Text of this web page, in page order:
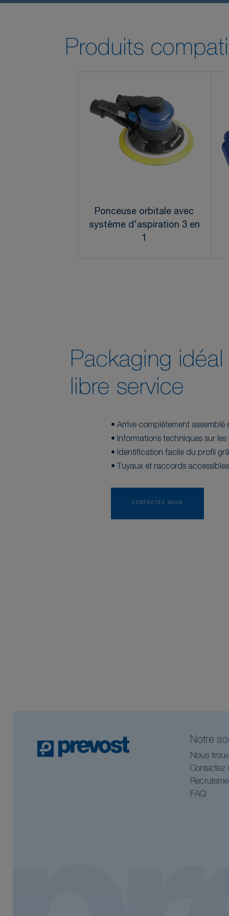
Produits
Ponceuse orbitale avec
système d'aspiration 3 en
1
Packaging
libre service
• Arrive complètement assemblé
• Informations techniques sur
• Identification facile du profil
• Tuyaux et raccords accessibles
CONTACTEZ-NOUS
Notre
Nous
Contactez
FAQ